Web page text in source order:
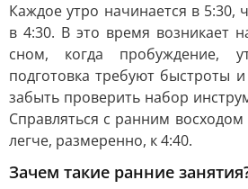
Каждое утро начинается в 5:30,
в 4:30. В это время возникает
сном, когда пробуждение,
подготовка требуют быстроты
забыть проверить набор
Справляться с ранним
легче, размеренно, к 4:40.
Зачем такие ранние